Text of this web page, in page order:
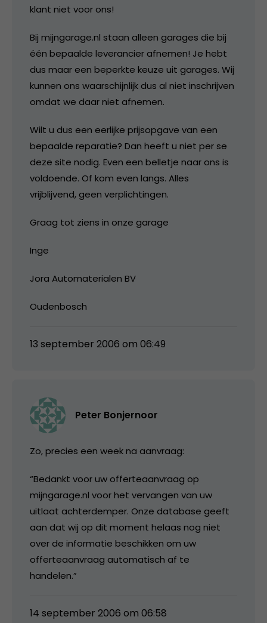
klant niet voor ons!
Bij mijngarage.nl staan alleen garages die bij
één bepaalde leverancier afnemen! Je hebt
dus maar een beperkte keuze uit garages. Wij
kunnen ons waarschijnlijk dus al niet inschrijven
omdat we daar niet afnemen.
Wilt u dus een eerlijke prijsopgave van een
bepaalde reparatie? Dan heeft u niet per se
deze site nodig. Even een belletje naar ons is
voldoende. Of kom even langs. Alles
vrijblijvend, geen verplichtingen.
Graag tot ziens in onze garage
Inge
Jora Automaterialen BV
Oudenbosch
13 september 2006 om 06:49
Peter Bonjernoor
Zo, precies een week na aanvraag:
“Bedankt voor uw offerteaanvraag op
mijngarage.nl voor het vervangen van uw
uitlaat achterdemper. Onze database geeft
aan dat wij op dit moment helaas nog niet
over de informatie beschikken om uw
offerteaanvraag automatisch af te
handelen.”
14 september 2006 om 06:58